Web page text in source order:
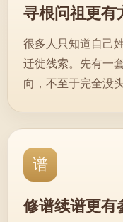
寻根问祖更有
很多人只知道自己
迁徙线索。先有一
向，不至于完全没头
谱
修谱续谱更有